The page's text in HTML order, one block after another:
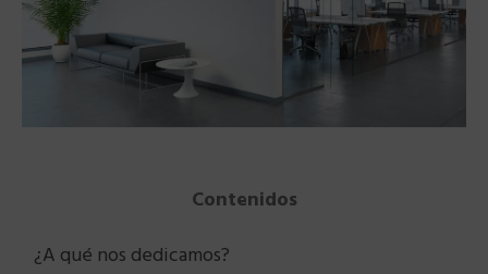
Contenidos
¿A qué nos dedicamos?